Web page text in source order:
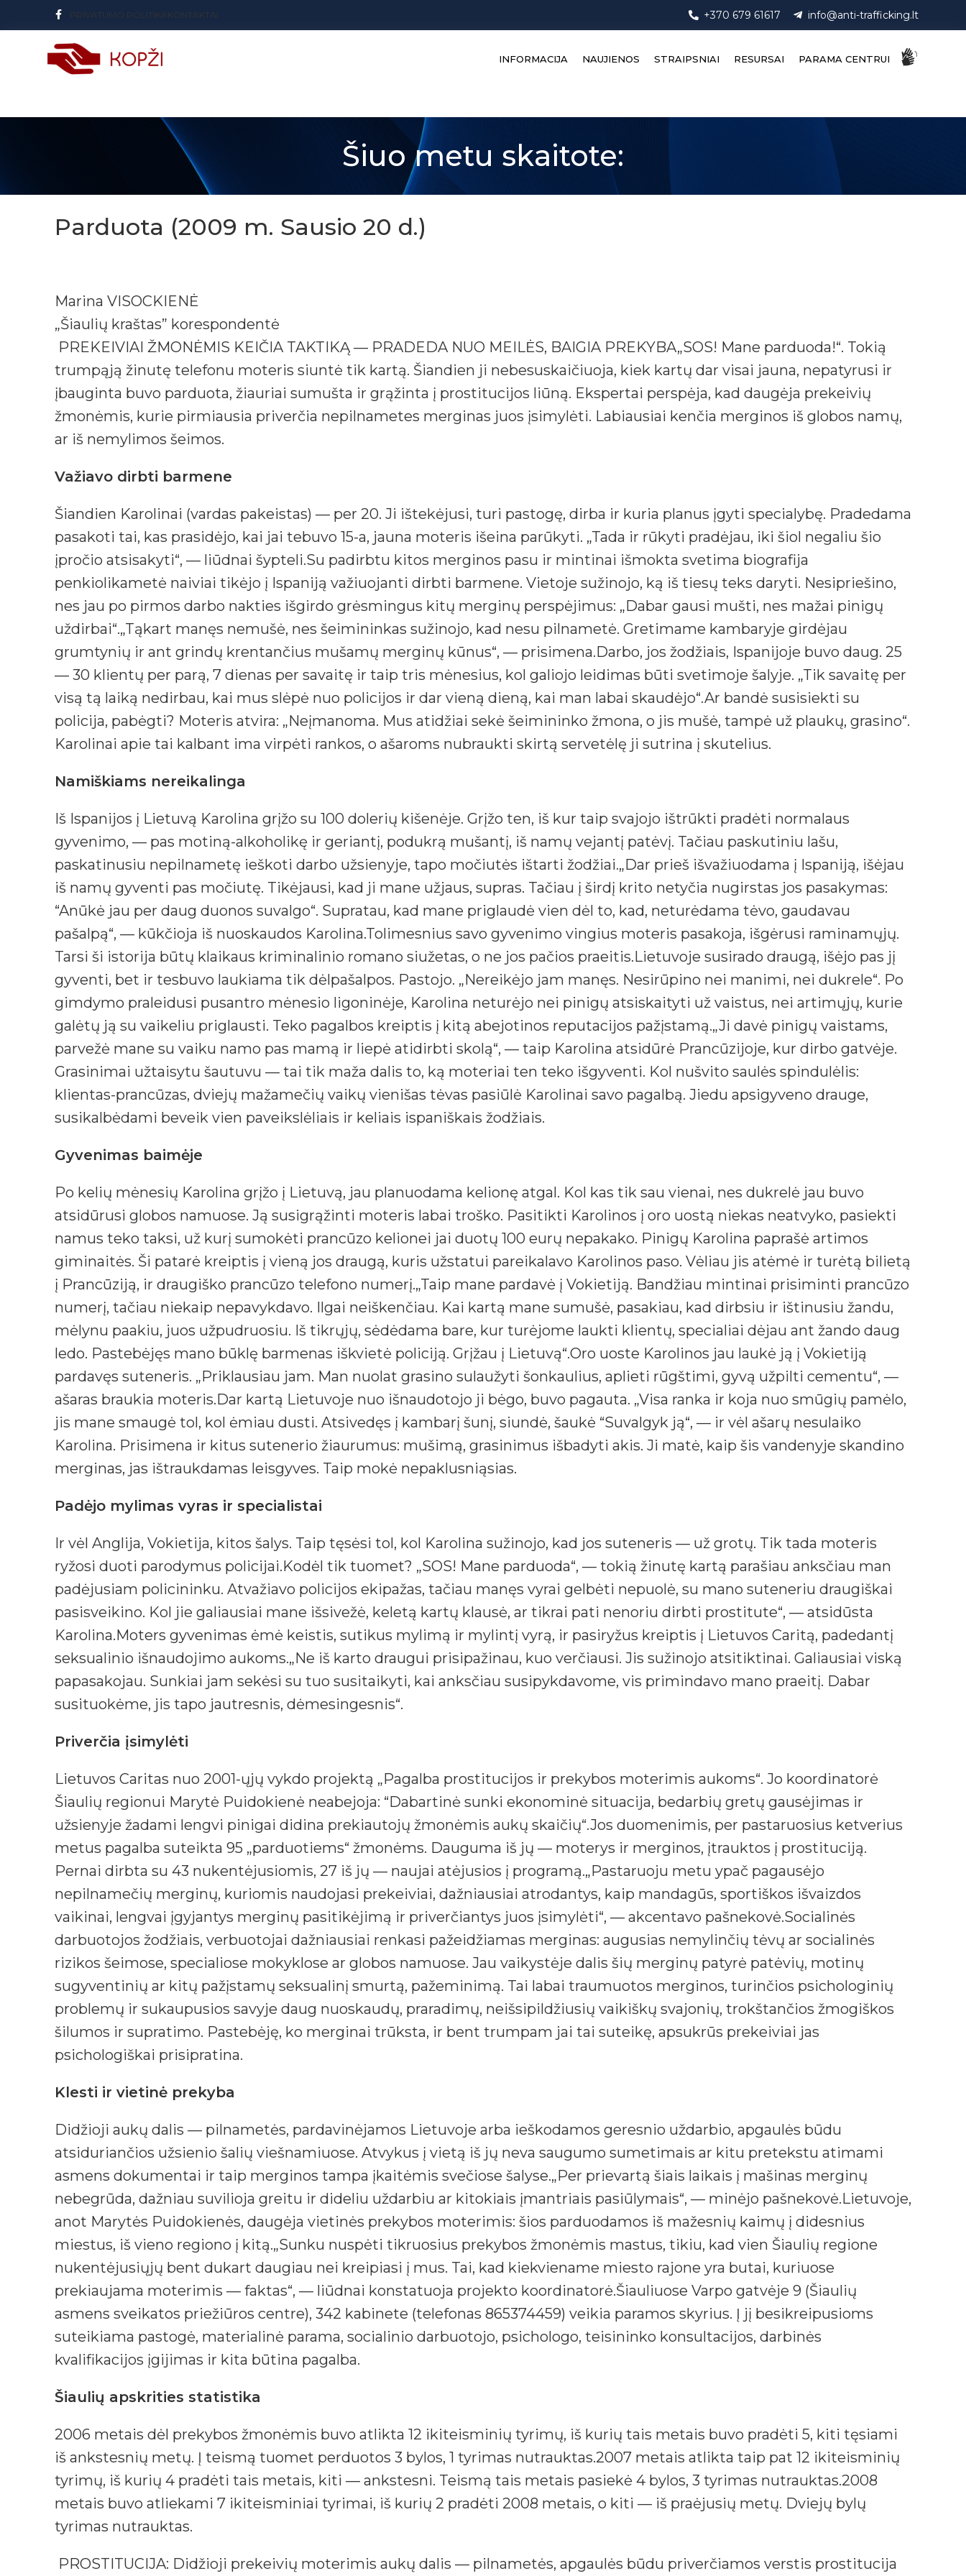
PRIVATUMO POLITIKA KONTAKTAI +370 679 61617 info@anti-trafficking.lt
INFORMACIJA NAUJIENOS STRAIPSNIAI RESURSAI PARAMA CENTRUI
Šiuo metu skaitote:
Parduota (2009 m. Sausio 20 d.)
Marina VISOCKIENĖ
„Šiaulių kraštas” korespondentė
PREKEIVIAI ŽMONĖMIS KEIČIA TAKTIKĄ — PRADEDA NUO MEILĖS, BAIGIA PREKYBA„SOS! Mane parduoda!“. Tokią
trumpąją žinutę telefonu moteris siuntė tik kartą. Šiandien ji nebesuskaičiuoja, kiek kartų dar visai jauna, nepatyrusi ir
įbauginta buvo parduota, žiauriai sumušta ir grąžinta į prostitucijos liūną. Ekspertai perspėja, kad daugėja prekeivių
žmonėmis, kurie pirmiausia priverčia nepilnametes merginas juos įsimylėti. Labiausiai kenčia merginos iš globos namų,
ar iš nemylimos šeimos.
Važiavo dirbti barmene
Šiandien Karolinai (vardas pakeistas) — per 20. Ji ištekėjusi, turi pastogę, dirba ir kuria planus įgyti specialybę. Pradedama
pasakoti tai, kas prasidėjo, kai jai tebuvo 15-a, jauna moteris išeina parūkyti. „Tada ir rūkyti pradėjau, iki šiol negaliu šio
įpročio atsisakyti“, — liūdnai šypteli.Su padirbtu kitos merginos pasu ir mintinai išmokta svetima biografija
penkiolikametė naiviai tikėjo į Ispaniją važiuojanti dirbti barmene. Vietoje sužinojo, ką iš tiesų teks daryti. Nesipriešino,
nes jau po pirmos darbo nakties išgirdo grėsmingus kitų merginų perspėjimus: „Dabar gausi mušti, nes mažai pinigų
uždirbai“.„Tąkart manęs nemušė, nes šeimininkas sužinojo, kad nesu pilnametė. Gretimame kambaryje girdėjau
grumtynių ir ant grindų krentančius mušamų merginų kūnus“, — prisimena.Darbo, jos žodžiais, Ispanijoje buvo daug. 25
— 30 klientų per parą, 7 dienas per savaitę ir taip tris mėnesius, kol galiojo leidimas būti svetimoje šalyje. „Tik savaitę per
visą tą laiką nedirbau, kai mus slėpė nuo policijos ir dar vieną dieną, kai man labai skaudėjo“.Ar bandė susisiekti su
policija, pabėgti? Moteris atvira: „Neįmanoma. Mus atidžiai sekė šeimininko žmona, o jis mušė, tampė už plaukų, grasino“.
Karolinai apie tai kalbant ima virpėti rankos, o ašaroms nubraukti skirtą servetėlę ji sutrina į skutelius.
Namiškiams nereikalinga
Iš Ispanijos į Lietuvą Karolina grįžo su 100 dolerių kišenėje. Grįžo ten, iš kur taip svajojo ištrūkti pradėti normalaus
gyvenimo, — pas motiną-alkoholikę ir geriantį, podukrą mušantį, iš namų vejantį patėvį. Tačiau paskutiniu lašu,
paskatinusiu nepilnametę ieškoti darbo užsienyje, tapo močiutės ištarti žodžiai.„Dar prieš išvažiuodama į Ispaniją, išėjau
iš namų gyventi pas močiutę. Tikėjausi, kad ji mane užjaus, supras. Tačiau į širdį krito netyčia nugirstas jos pasakymas:
“Anūkė jau per daug duonos suvalgo“. Supratau, kad mane priglaudė vien dėl to, kad, neturėdama tėvo, gaudavau
pašalpą“, — kūkčioja iš nuoskaudos Karolina.Tolimesnius savo gyvenimo vingius moteris pasakoja, išgėrusi raminamųjų.
Tarsi ši istorija būtų klaikaus kriminalinio romano siužetas, o ne jos pačios praeitis.Lietuvoje susirado draugą, išėjo pas jį
gyventi, bet ir tesbuvo laukiama tik dėlpašalpos. Pastojo. „Nereikėjo jam manęs. Nesirūpino nei manimi, nei dukrele“. Po
gimdymo praleidusi pusantro mėnesio ligoninėje, Karolina neturėjo nei pinigų atsiskaityti už vaistus, nei artimųjų, kurie
galėtų ją su vaikeliu priglausti. Teko pagalbos kreiptis į kitą abejotinos reputacijos pažįstamą.„Ji davė pinigų vaistams,
parvežė mane su vaiku namo pas mamą ir liepė atidirbti skolą“, — taip Karolina atsidūrė Prancūzijoje, kur dirbo gatvėje.
Grasinimai užtaisytu šautuvu — tai tik maža dalis to, ką moteriai ten teko išgyventi. Kol nušvito saulės spindulėlis:
klientas-prancūzas, dviejų mažamečių vaikų vienišas tėvas pasiūlė Karolinai savo pagalbą. Jiedu apsigyveno drauge,
susikalbėdami beveik vien paveikslėliais ir keliais ispaniškais žodžiais.
Gyvenimas baimėje
Po kelių mėnesių Karolina grįžo į Lietuvą, jau planuodama kelionę atgal. Kol kas tik sau vienai, nes dukrelė jau buvo
atsidūrusi globos namuose. Ją susigrąžinti moteris labai troško. Pasitikti Karolinos į oro uostą niekas neatvyko, pasiekti
namus teko taksi, už kurį sumokėti prancūzo kelionei jai duotų 100 eurų nepakako. Pinigų Karolina paprašė artimos
giminaitės. Ši patarė kreiptis į vieną jos draugą, kuris užstatui pareikalavo Karolinos paso. Vėliau jis atėmė ir turėtą bilietą
į Prancūziją, ir draugiško prancūzo telefono numerį.„Taip mane pardavė į Vokietiją. Bandžiau mintinai prisiminti prancūzo
numerį, tačiau niekaip nepavykdavo. Ilgai neiškenčiau. Kai kartą mane sumušė, pasakiau, kad dirbsiu ir ištinusiu žandu,
mėlynu paakiu, juos užpudruosiu. Iš tikrųjų, sėdėdama bare, kur turėjome laukti klientų, specialiai dėjau ant žando daug
ledo. Pastebėjęs mano būklę barmenas iškvietė policiją. Grįžau į Lietuvą“.Oro uoste Karolinos jau laukė ją į Vokietiją
pardavęs suteneris. „Priklausiau jam. Man nuolat grasino sulaužyti šonkaulius, aplieti rūgštimi, gyvą užpilti cementu“, —
ašaras braukia moteris.Dar kartą Lietuvoje nuo išnaudotojo ji bėgo, buvo pagauta. „Visa ranka ir koja nuo smūgių pamėlo,
jis mane smaugė tol, kol ėmiau dusti. Atsivedęs į kambarį šunį, siundė, šaukė “Suvalgyk ją“, — ir vėl ašarų nesulaiko
Karolina. Prisimena ir kitus sutenerio žiaurumus: mušimą, grasinimus išbadyti akis. Ji matė, kaip šis vandenyje skandino
merginas, jas ištraukdamas leisgyves. Taip mokė nepaklusniąsias.
Padėjo mylimas vyras ir specialistai
Ir vėl Anglija, Vokietija, kitos šalys. Taip tęsėsi tol, kol Karolina sužinojo, kad jos suteneris — už grotų. Tik tada moteris
ryžosi duoti parodymus policijai.Kodėl tik tuomet? „SOS! Mane parduoda“, — tokią žinutę kartą parašiau anksčiau man
padėjusiam policininku. Atvažiavo policijos ekipažas, tačiau manęs vyrai gelbėti nepuolė, su mano suteneriu draugiškai
pasisveikino. Kol jie galiausiai mane išsivežė, keletą kartų klausė, ar tikrai pati nenoriu dirbti prostitute“, — atsidūsta
Karolina.Moters gyvenimas ėmė keistis, sutikus mylimą ir mylintį vyrą, ir pasiryžus kreiptis į Lietuvos Caritą, padedantį
seksualinio išnaudojimo aukoms.„Ne iš karto draugui prisipažinau, kuo verčiausi. Jis sužinojo atsitiktinai. Galiausiai viską
papasakojau. Sunkiai jam sekėsi su tuo susitaikyti, kai anksčiau susipykdavome, vis primindavo mano praeitį. Dabar
susituokėme, jis tapo jautresnis, dėmesingesnis“.
Priverčia įsimylėti
Lietuvos Caritas nuo 2001-ųjų vykdo projektą „Pagalba prostitucijos ir prekybos moterimis aukoms“. Jo koordinatorė
Šiaulių regionui Marytė Puidokienė neabejoja: “Dabartinė sunki ekonominė situacija, bedarbių gretų gausėjimas ir
užsienyje žadami lengvi pinigai didina prekiautojų žmonėmis aukų skaičių“.Jos duomenimis, per pastaruosius ketverius
metus pagalba suteikta 95 „parduotiems“ žmonėms. Dauguma iš jų — moterys ir merginos, įtrauktos į prostituciją.
Pernai dirbta su 43 nukentėjusiomis, 27 iš jų — naujai atėjusios į programą.„Pastaruoju metu ypač pagausėjo
nepilnamečių merginų, kuriomis naudojasi prekeiviai, dažniausiai atrodantys, kaip mandagūs, sportiškos išvaizdos
vaikinai, lengvai įgyjantys merginų pasitikėjimą ir priverčiantys juos įsimylėti“, — akcentavo pašnekovė.Socialinės
darbuotojos žodžiais, verbuotojai dažniausiai renkasi pažeidžiamas merginas: augusias nemylinčių tėvų ar socialinės
rizikos šeimose, specialiose mokyklose ar globos namuose. Jau vaikystėje dalis šių merginų patyrė patėvių, motinų
sugyventinių ar kitų pažįstamų seksualinį smurtą, pažeminimą. Tai labai traumuotos merginos, turinčios psichologinių
problemų ir sukaupusios savyje daug nuoskaudų, praradimų, neišsipildžiusių vaikiškų svajonių, trokštančios žmogiškos
šilumos ir supratimo. Pastebėję, ko merginai trūksta, ir bent trumpam jai tai suteikę, apsukrūs prekeiviai jas
psichologiškai prisipratina.
Klesti ir vietinė prekyba
Didžioji aukų dalis — pilnametės, pardavinėjamos Lietuvoje arba ieškodamos geresnio uždarbio, apgaulės būdu
atsiduriančios užsienio šalių viešnamiuose. Atvykus į vietą iš jų neva saugumo sumetimais ar kitu pretekstu atimami
asmens dokumentai ir taip merginos tampa įkaitėmis svečiose šalyse.„Per prievartą šiais laikais į mašinas merginų
nebegrūda, dažniau suvilioja greitu ir dideliu uždarbiu ar kitokiais įmantriais pasiūlymais“, — minėjo pašnekovė.Lietuvoje,
anot Marytės Puidokienės, daugėja vietinės prekybos moterimis: šios parduodamos iš mažesnių kaimų į didesnius
miestus, iš vieno regiono į kitą.„Sunku nuspėti tikruosius prekybos žmonėmis mastus, tikiu, kad vien Šiaulių regione
nukentėjusiųjų bent dukart daugiau nei kreipiasi į mus. Tai, kad kiekviename miesto rajone yra butai, kuriuose
prekiaujama moterimis — faktas“, — liūdnai konstatuoja projekto koordinatorė.Šiauliuose Varpo gatvėje 9 (Šiaulių
asmens sveikatos priežiūros centre), 342 kabinete (telefonas 865374459) veikia paramos skyrius. Į jį besikreipusioms
suteikiama pastogė, materialinė parama, socialinio darbuotojo, psichologo, teisininko konsultacijos, darbinės
kvalifikacijos įgijimas ir kita būtina pagalba.
Šiaulių apskrities statistika
2006 metais dėl prekybos žmonėmis buvo atlikta 12 ikiteisminių tyrimų, iš kurių tais metais buvo pradėti 5, kiti tęsiami
iš ankstesnių metų. Į teismą tuomet perduotos 3 bylos, 1 tyrimas nutrauktas.2007 metais atlikta taip pat 12 ikiteisminių
tyrimų, iš kurių 4 pradėti tais metais, kiti — ankstesni. Teismą tais metais pasiekė 4 bylos, 3 tyrimas nutrauktas.2008
metais buvo atliekami 7 ikiteisminiai tyrimai, iš kurių 2 pradėti 2008 metais, o kiti — iš praėjusių metų. Dviejų bylų
tyrimas nutrauktas.
PROSTITUCIJA: Didžioji prekeivių moterimis aukų dalis — pilnametės, apgaulės būdu priverčiamos verstis prostitucija